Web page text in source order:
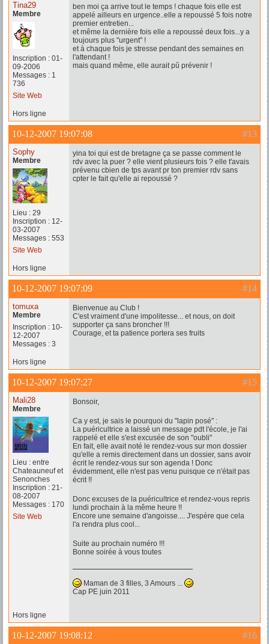
Tina29
Membre
Inscription : 01-
09-2006
Messages : 1
736
Site Web
ben moi ça arrive tout le temps ! chaque fois elle est
appelé ailleurs en urgence..elle a repoussé 5 fois notre
premier entretien...
et même la dernière fois elle a repoussé deux fois...y a
toujours plus "urgent" !
et à chaque fois je stresse pendant des semaines en
l'attendant !
mais quand même, elle aurait pû prévenir !
Hors ligne
#13
10-12-2007 19:07:08
Sophy
Membre
Lieu : 29
Inscription : 12-
03-2007
Messages : 553
Site Web
yina toi qui est de bretagne ça se passe comment le
rdv avec la puer ? elle vient plusieurs fois ? elle t'avais
prévenu cbien de tps avant pr ton premier rdv sans
cpter le fait qu'elle ai repoussé ?
Hors ligne
#14
10-12-2007 19:07:09
tomuxa
Membre
Inscription : 10-
12-2007
Messages : 3
Bienvenue au Club !
C'est vraiment d'une impolitesse... et nous, on doit
supporter ça sans broncher !!!
Courage, et ta patience portera ses fruits
Hors ligne
#15
10-12-2007 19:07:27
Mali28
Membre
Lieu : entre
Chateauneuf et
Senonches
Inscription : 21-
08-2007
Messages : 170
Site Web
Bonsoir,
Ca y est, je sais le pourquoi du "lapin posé" :
La puéricultrice a laissé un message pdt l'école, je l'ai
rappelé et elle s'est excusée de son "oubli"
En fait, elle avait noté le rendez-vous sur mon dossier
qu'elle a remis directement dans un dossier, sans avoir
écrit le rendez-vous sur son agenda ! Donc
évidemment, elle n'est pas venu puisque ce n'était pas
écrit !!
Donc excuses de la puéricultrice et rendez-vous repris
lundi prochain à la même heure !!
Encore une semaine d'angoisse.... J'espère que cela
l'a rendra plus cool...
Suite au prochain numéro !!!
Bonne soirée à vous toutes
Maman de 3 filles, 3 Amours ...
Cap PE juin 2011
Hors ligne
#16
10-12-2007 19:08:12